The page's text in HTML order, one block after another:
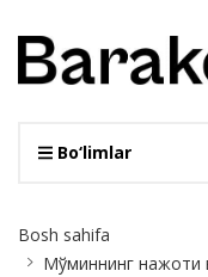
Bo‘limlar
Breadcrumb
Bosh sahifa
Мўминнинг нажоти